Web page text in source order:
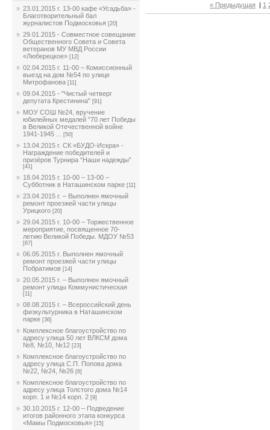
23.01.2015 г. 13-00 кафе «Усадьба» -
Благотворительный бал
журналистов Подмосковья [20]
29.01.2015 - Совместное совещание
Общественного Совета и Совета
ветеранов МУ МВД России
«Люберецкое» [12]
02.04.2015 г. 11-00 – Комиссионный
выезд на дом №54 по улице
Митрофанова [11]
09.04.2015 - "Чистый четверг
депутата Крестинина" [91]
МОУ СОШ №24, вручение
юбилейных медалей "70 лет Победы
в Великой Отечественной войне
1941-1945 ...
[50]
13.04.2015 г. СК «БУДО-Искра» -
Награждение победителей и
призёров Турнира “Наши надежды”
[41]
18.04.2015 г. 10-00 – 13-00 –
Субботник в Наташинском парке [11]
23.04.2015 г. – Выполнен ямочный
ремонт проезжей части улицы
Урицкого [20]
29.04.2015 г. 10-00 – Торжественное
мероприятие, посвященное 70-
летию Великой Победы. МДОУ №53
[67]
06.05.2015 г. Выполнен ямочный
ремонт проезжей части улицы
Побратимов [14]
20.05.2015 г. – Выполнен ямочный
ремонт улицы Коммунистическая
[11]
08.08.2015 г. – Всероссийский день
физкультурника в Наташинском
парке [36]
Комплексное благоустройство по
адресу улица 50 лет ВЛКСМ дома
№8, №10, №12 [23]
Комплексное благоустройство по
адресу улица С.П. Попова дома
№22, №24, №26 [6]
Комплексное благоустройство по
адресу улица Толстого дома №14
корп. 1 и №14 корп. 2 [9]
30.10.2015 г. 12-00 – Подведение
итогов районного этапа конкурса
«Мамы Подмосковья» [15]
« Предыдущая | 1